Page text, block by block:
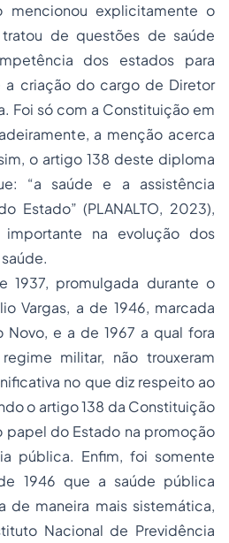
mencionou explicitamente o
de questões de saúde
dos estados para
a criação do cargo de Diretor
Foi só com a Constituição em
a menção acerca
o artigo 138 deste diploma
“a saúde e a assistência
Estado” (PLANALTO, 2023),
na evolução dos
1937, promulgada durante o
Vargas, a de 1946, marcada
e a de 1967 a qual fora
militar, não trouxeram
no que diz respeito ao
o artigo 138 da Constituição
papel do Estado na promoção
pública. Enfim, foi somente
1946 que a saúde pública
de maneira mais sistemática,
Nacional de Previdência